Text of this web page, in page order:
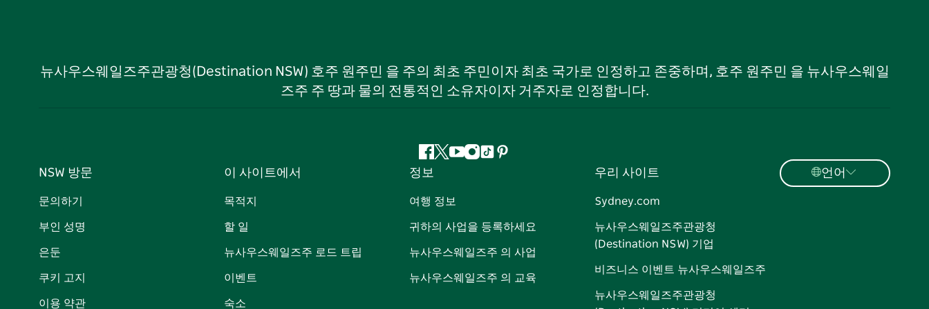
뉴사우스웨일즈주관광청(Destination NSW) 호주 원주민 을 주의 최초 주민이자 최초 국가로 인정하고 존중하며, 호주 원주민 을 뉴사우스웨일
즈주 주 땅과 물의 전통적인 소유자이자 거주자로 인정합니다.
페
이
지 유 인
램
틱
핀
트
NSW 방문
문의하기
부인 성명
은둔
쿠키 고지
이용 약관
이 사이트에서
목적지
할 일
뉴사우스웨일즈주 로드 트립
이벤트
숙소
정보
여행 정보
귀하의 사업을 등록하세요
뉴사우스웨일즈주 의 사업
뉴사우스웨일즈주 의 교육
우리 사이트
Sydney.com
뉴사우스웨일즈주관광청
(Destination NSW) 기업
비즈니스 이벤트 뉴사우스웨일즈주
뉴사우스웨일즈주관광청
언어